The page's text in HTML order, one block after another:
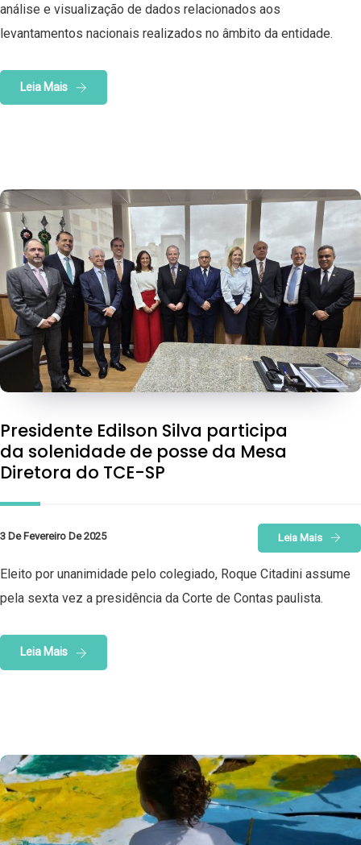
análise e visualização de dados relacionados aos
levantamentos nacionais realizados no âmbito da entidade.
Leia Mais
Presidente Edilson Silva participa
da solenidade de posse da Mesa
Diretora do TCE-SP
3 De Fevereiro De 2025 Leia Mais
Eleito por unanimidade pelo colegiado, Roque Citadini assume
pela sexta vez a presidência da Corte de Contas paulista.
Leia Mais